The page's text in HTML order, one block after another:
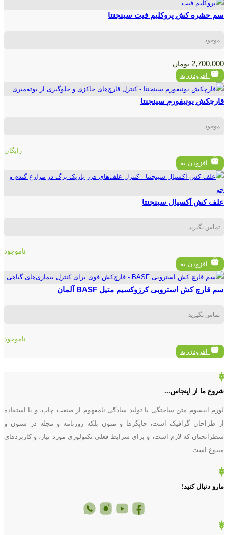
سم حشره کش پروکلیم فیت سینجنتا
موجود
2,700,000 تومان
افزودن به
قارچکش یونیفورم سینجنتا
موجود
رایگان
افزودن به
علف کش آکسیال سینجنتا
تماس بگیرید
ناموجود
افزودن به
سم قارچ کش استروبی کرزوکسیم متیل BASF آلمان
تماس بگیرید
ناموجود
افزودن به
شروع ما از اینجاس...
لورم ایپسوم متن ساختگی با تولید سادگی نامفهوم از صنعت چاپ، و با استفاده
از طراحان گرافیک است، چاپگرها و متون بلکه روزنامه و مجله در ستون و
سطرآنچنان که لازم است، و برای شرایط فعلی تکنولوژی مورد نیاز، و کاربردهای
متنوع است.
مارو دنبال کنید!